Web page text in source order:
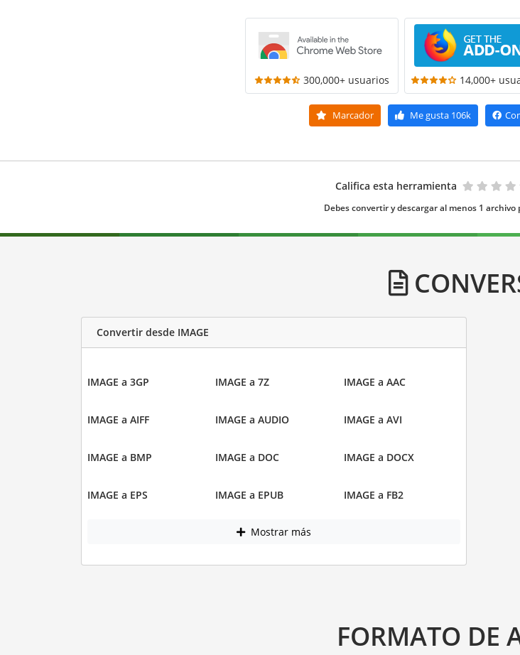
300,000+ usuarios 14,000+
Marcador Me gusta 106k
Califica esta herramienta
Debes convertir y descargar al menos 1
Convertir desde IMAGE
IMAGE a 3GP IMAGE a 7Z IMAGE a AAC
IMAGE a AIFF IMAGE a AUDIO IMAGE a AVI
IMAGE a BMP IMAGE a DOC IMAGE a DOCX
IMAGE a EPS IMAGE a EPUB IMAGE a FB2
Mostrar más
FORMATO DE